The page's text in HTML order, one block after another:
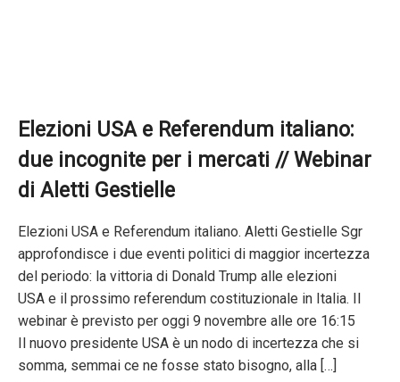
Elezioni USA e Referendum italiano:
due incognite per i mercati // Webinar
di Aletti Gestielle
Elezioni USA e Referendum italiano. Aletti Gestielle Sgr
approfondisce i due eventi politici di maggior incertezza
del periodo: la vittoria di Donald Trump alle elezioni
USA e il prossimo referendum costituzionale in Italia. Il
webinar è previsto per oggi 9 novembre alle ore 16:15
Il nuovo presidente USA è un nodo di incertezza che si
somma, semmai ce ne fosse stato bisogno, alla […]